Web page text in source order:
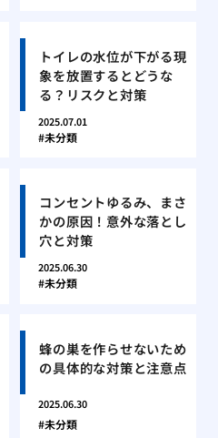
トイレの水位が下がる現
象を放置するとどうな
る？リスクと対策
2025.07.01
未分類
コンセントゆるみ、まさ
かの原因！意外な落とし
穴と対策
2025.06.30
未分類
蜂の巣を作らせないため
の具体的な対策と注意点
2025.06.30
未分類